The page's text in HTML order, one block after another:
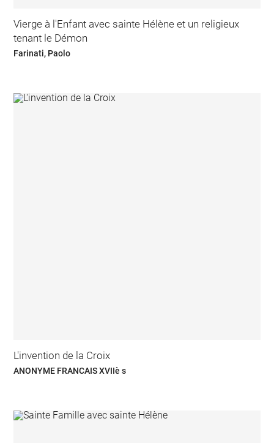
Vierge à l'Enfant avec sainte Hélène et un religieux
tenant le Démon
Farinati, Paolo
L'invention de la Croix
ANONYME FRANCAIS XVIIè s